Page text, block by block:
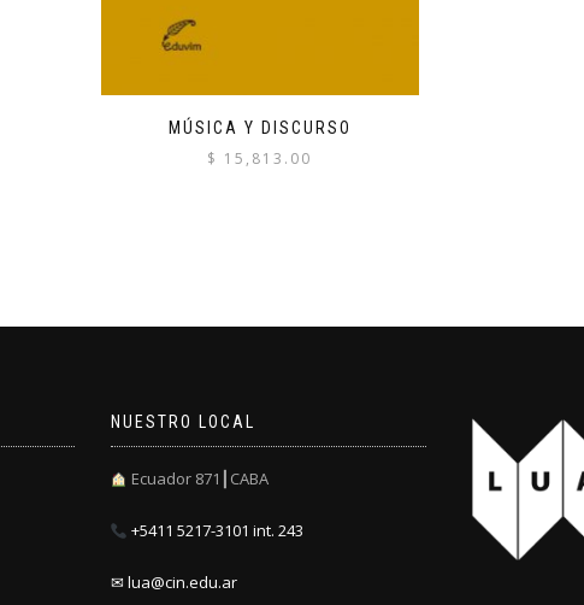
MÚSICA Y DISCURSO
$ 15,813.00
NUESTRO LOCAL
Ecuador 871┃CABA
+5411 5217-3101 int. 243
✉ lua@cin.edu.ar